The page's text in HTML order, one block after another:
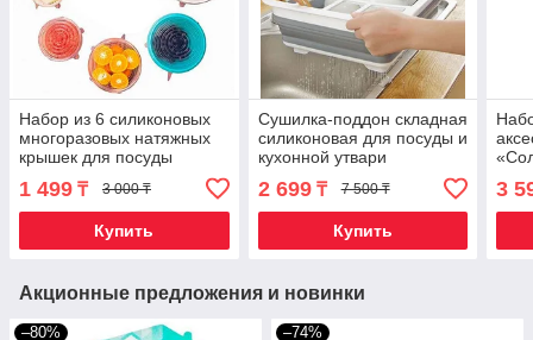
Набор из 6 силиконовых
многоразовых натяжных
крышек для посуды
1 499 ₸ 3 000 ₸
Купить
Сушилка-поддон складная
силиконовая для посуды и
кухонной утвари
2 699₸ 7 500 ₸
Купить
3
Акционные предложения и новинки
–80% –74%